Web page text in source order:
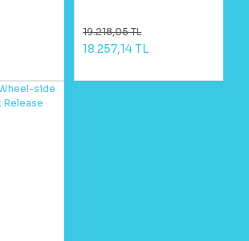
19.218,05 TL
18.257,14 TL